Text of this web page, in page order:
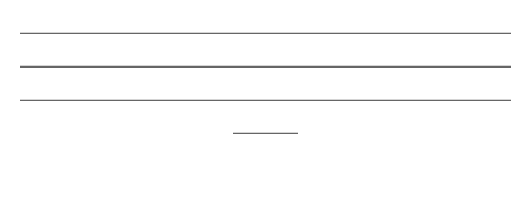
———————————————————————
———————————————————————
———————————————————————
———